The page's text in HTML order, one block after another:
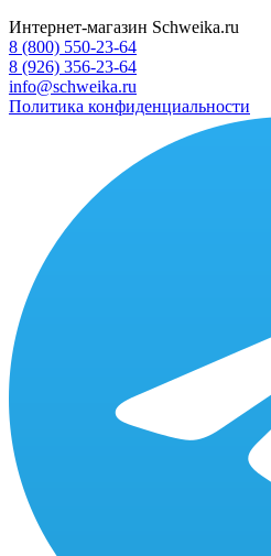
Интернет-магазин Schweika.ru
8 (800) 550-23-64
8 (926) 356-23-64
info@schweika.ru
Политика конфиденциальности